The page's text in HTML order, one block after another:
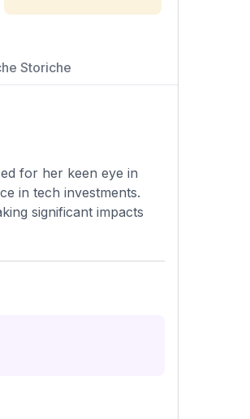
Storiche
for her keen eye in
in tech investments.
significant impacts